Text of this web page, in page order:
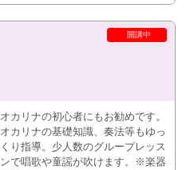
開講中
オカリナの初心者にもお勧めです。
オカリナの基礎知識、奏法等もゆっ
くり指導。少人数のグループレッス
ンで唱歌や童謡が吹けます。※楽器